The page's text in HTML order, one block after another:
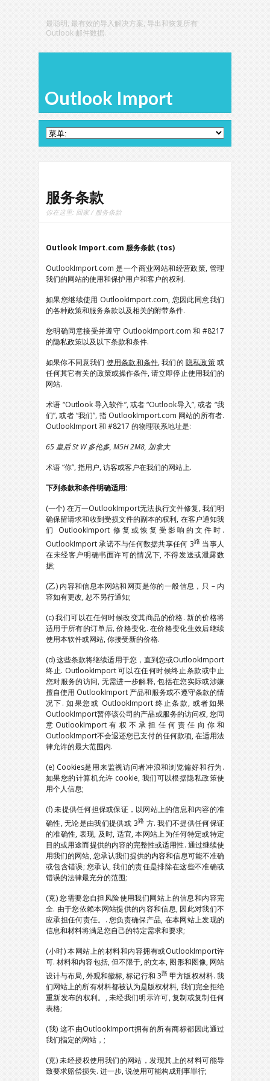
最聪明, 最有效的导入解决方案, 导出和恢复所有
Outlook 邮件数据.
Outlook Import
服务条款
你在这里: 回家/ 服务条款
Outlook Import.com 服务条款 (tos)
OutlookImport.com 是一个商业网站和经营政策, 管理
我们的网站的使用和保护用户和客户的权利.
如果您继续使用 OutlookImport.com, 您因此同意我们
的各种政策和服务条款以及相关的附带条件.
您明确同意接受并遵守 OutlookImport.com 和 #8217
的隐私政策以及以下条款和条件.
如果你不同意我们 使用条款和条件, 我们的隐私政策或
任何其它有关的政策或操作条件, 请立即停止使用我们的
网站.
术语 “Outlook 导入软件”, 或者 “Outlook导入”, 或者 “我
们”, 或者 “我们”, 指 OutlookImport.com 网站的所有者.
OutlookImport 和 #8217 的物理联系地址是:
65 皇后 St W 多伦多, M5H 2M8, 加拿大
术语 “你”, 指用户, 访客或客户在我们的网站上.
下列条款和条件明确适用:
(一个) 在万一OutlookImport无法执行文件修复, 我们明
确保留请求和收到受损文件的副本的权利, 在客户通知我
们 OutlookImport 修复或恢复受影响的文件时.
OutlookImport 承诺不与任何数据共享任何 3路 当事人
在未经客户明确书面许可的情况下, 不得发送或泄露数
据;
(乙) 内容和信息本网站和网页是你的一般信息，只 – 内
容如有更改, 恕不另行通知;
(c) 我们可以在任何时候改变其商品的价格. 新的价格将
适用于所有的订单后, 价格变化. 在价格变化生效后继续
使用本软件或网站, 你接受新的价格.
(d) 这些条款将继续适用于您，直到您或OutlookImport
终止. OutlookImport 可以在任何时候终止条款或中止
您对服务的访问, 无需进一步解释, 包括在您实际或涉嫌
擅自使用 OutlookImport 产品和服务或不遵守条款的情
况下. 如果您或 OutlookImport 终止条款, 或者如果
OutlookImport暂停该公司的产品或服务的访问权, 您同
意OutlookImport有权不承担任何责任向你和
OutlookImport不会退还您已支付的任何款项, 在适用法
律允许的最大范围内.
(e) Cookies是用来监视访问者冲浪和浏览偏好和行为.
如果您的计算机允许 cookie, 我们可以根据隐私政策使
用个人信息;
(f) 未提供任何担保或保证，以网站上的信息和内容的准
确性, 无论是由我们提供或 3路 方. 我们不提供任何保证
的准确性, 表现, 及时, 适宜, 本网站上为任何特定或特定
目的或用途而提供的内容的完整性或适用性. 通过继续使
用我们的网站, 您承认我们提供的内容和信息可能不准确
或包含错误; 您承认, 我们的责任是排除在这些不准确或
错误的法律最充分的范围;
(克) 您需要您自担风险使用我们网站上的信息和内容完
全. 由于您依赖本网站提供的内容和信息, 因此对我们不
应承担任何责任。. 您负责确保产品, 在本网站上发现的
信息和材料将满足您自己的特定需求和要求;
(小时) 本网站上的材料和内容拥有或OutlookImport许
可. 材料和内容包括, 但不限于, 的文本, 图形和图像, 网站
设计与布局, 外观和徽标, 标记行和 3路 甲方版权材料. 我
们网站上的所有材料都被认为是版权材料, 我们完全拒绝
重新发布的权利。, 未经我们明示许可, 复制或复制任何
表格;
(我) 这不由OutlookImport拥有的所有商标都因此通过
我们指定的网站，;
(克) 未经授权使用我们的网站，发现其上的材料可能导
致要求赔偿损失. 进一步, 说使用可能构成刑事罪行;